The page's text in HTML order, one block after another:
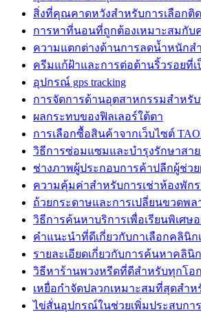
สิ่งที่คุณคาดหวังสำหรับการเลือกติด
การหาที่นอนที่ถูกต้องเหมาะสมกั
ความแตกต่างด้านการลดน้ำหนักส
ครีมแก้ฝ้าและการต่อต้านริ้วรอยที่
อุปกรณ์ gps tracking
การจัดการด้านอุตสาหกรรมสำหรั
ผลกระทบของฟิลเลอร์ใต้ตา
การเลือกซื้อสินค้าจากเว็บไซต์
วิธีการซ่อมแซมและบำรุงรักษาสาย
ช่างภาพผู้ประกอบการค้าปลีกผู้ช่ว
ความคุ้มค่าสำหรับการเช่าห้องพัก
ถ้วยกระดาษและการเปลี่ยนขวดพ
วิธีการค้นหาบริการเพื่อเรียนพิเศ
คำแนะนำที่ดีเกี่ยวกับกาเลือกคลินิก
รายละเอียดเกี่ยวกับการค้นหาคลินิ
วิธีหาร้านพวงหรีดที่ดีสำหรับทุกโอ
เหยื่อกำจัดปลวกเหมาะสมที่สุดสำห
ไข่สั่นอุปกรณ์ในช่วยเพิ่มประสบกา